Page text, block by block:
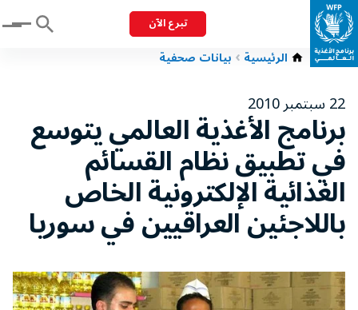
تبرع الآن Menu
الرئيسية بيانات صحفية
22 سبتمبر 2010
برنامج الأغذية العالمي يتوسع
في تطبيق نظام القسائم
الغذائية الإلكترونية الخاص
باللاجئين العراقيين في سوريا